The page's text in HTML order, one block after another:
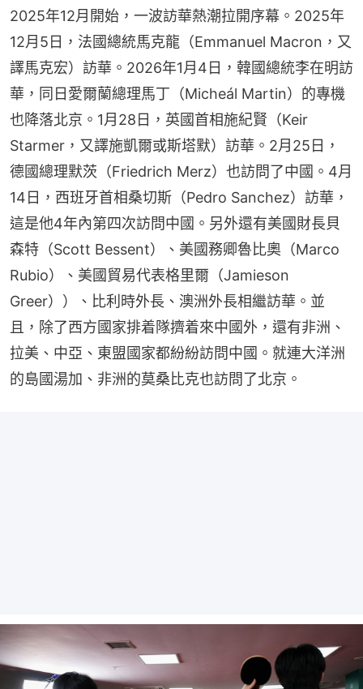
2025年12月開始，一波訪華熱潮拉開序幕。2025年
12月5日，法國總統馬克龍（Emmanuel Macron，又
譯馬克宏）訪華。2026年1月4日，韓國總統李在明訪
華，同日愛爾蘭總理馬丁（Micheál Martin）的專機
也降落北京。1月28日，英國首相施紀賢（Keir
Starmer，又譯施凱爾或斯塔默）訪華。2月25日，
德國總理默茨（Friedrich Merz）也訪問了中國。4月
14日，西班牙首相桑切斯（Pedro Sanchez）訪華，
這是他4年內第四次訪問中國。另外還有美國財長貝
森特（Scott Bessent）、美國務卿魯比奧（Marco
Rubio）、美國貿易代表格里爾（Jamieson
Greer））、比利時外長、澳洲外長相繼訪華。並
且，除了西方國家排着隊擠着來中國外，還有非洲、
拉美、中亞、東盟國家都紛紛訪問中國。就連大洋洲
的島國湯加、非洲的莫桑比克也訪問了北京。